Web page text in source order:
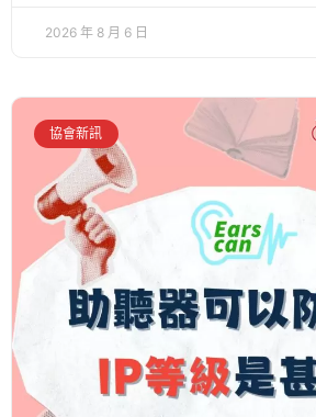
2026 年 8 月 6 日
協會新訊